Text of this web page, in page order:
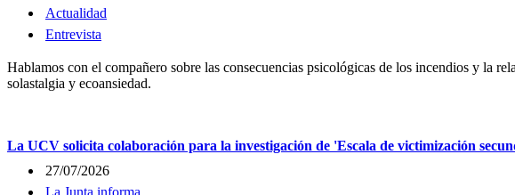
Actualidad
Entrevista
Hablamos con el compañero sobre las consecuencias psicológicas de los incendios y la
solastalgia y ecoansiedad.
La UCV solicita colaboración para la investigación de 'Escala de victimización
27/07/2026
La Junta informa